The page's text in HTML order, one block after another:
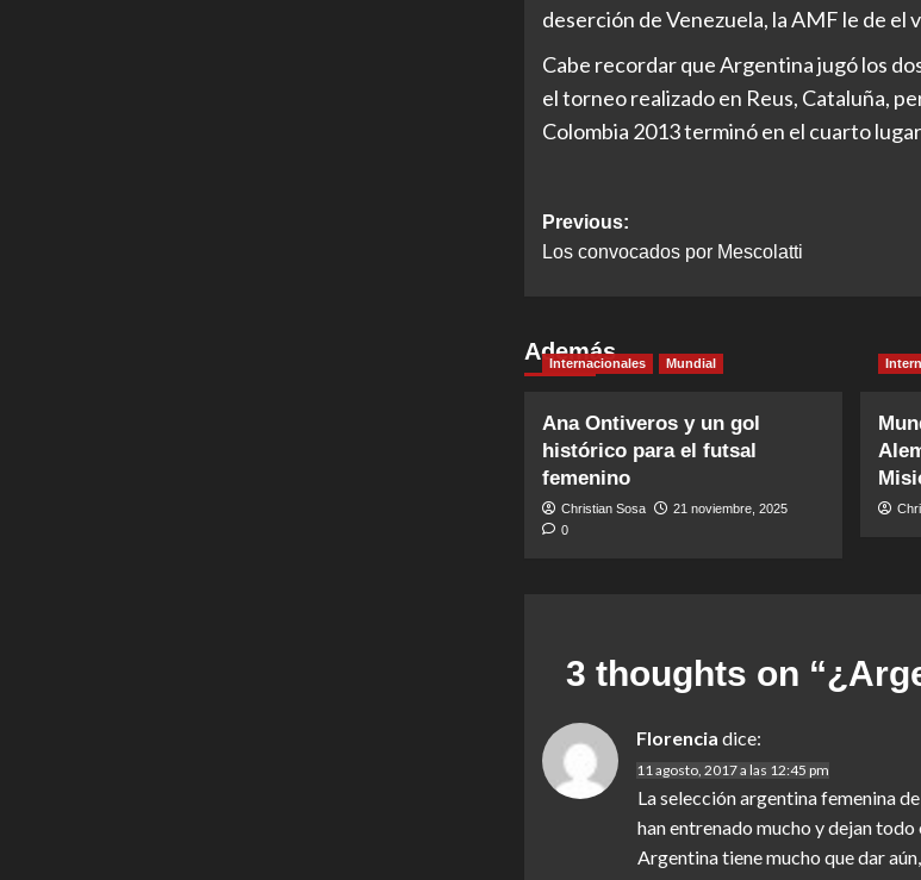
deserción de Venezuela, la AMF le de
Cabe recordar que Argentina jugó los
el torneo realizado en Reus, Cataluña,
Colombia 2013 terminó en el cuarto
Post
navigation
Previous:
Los convocados por Mescolatti
Además
Internacionales Mundial
Ana Ontiveros y un gol
histórico para el futsal
femenino
Christian Sosa
21 noviembre, 2025
0
3 thoughts on “
Florencia dice:
11 agosto, 2017 a las 12:45 pm
La selección argentina femenina
han entrenado mucho y dejan
Argentina tiene mucho que dar